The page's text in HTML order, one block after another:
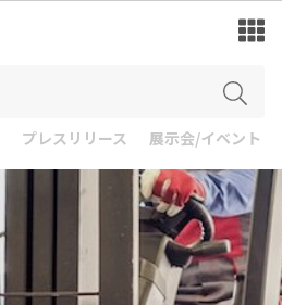
プレスリリース 展示会/イベント